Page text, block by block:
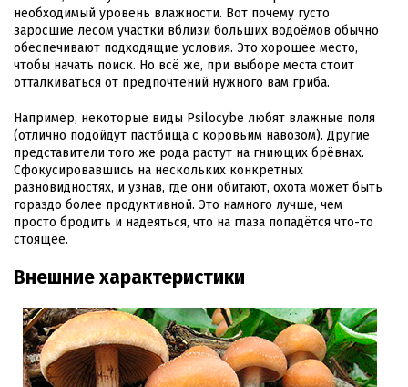
необходимый уровень влажности. Вот почему густо
заросшие лесом участки вблизи больших водоёмов обычно
обеспечивают подходящие условия. Это хорошее место,
чтобы начать поиск. Но всё же, при выборе места стоит
отталкиваться от предпочтений нужного вам гриба.
Например, некоторые виды Psilocybe любят влажные поля
(отлично подойдут пастбища с коровьим навозом). Другие
представители того же рода растут на гниющих брёвнах.
Сфокусировавшись на нескольких конкретных
разновидностях, и узнав, где они обитают, охота может быть
гораздо более продуктивной. Это намного лучше, чем
просто бродить и надеяться, что на глаза попадётся что-то
стоящее.
Внешние характеристики